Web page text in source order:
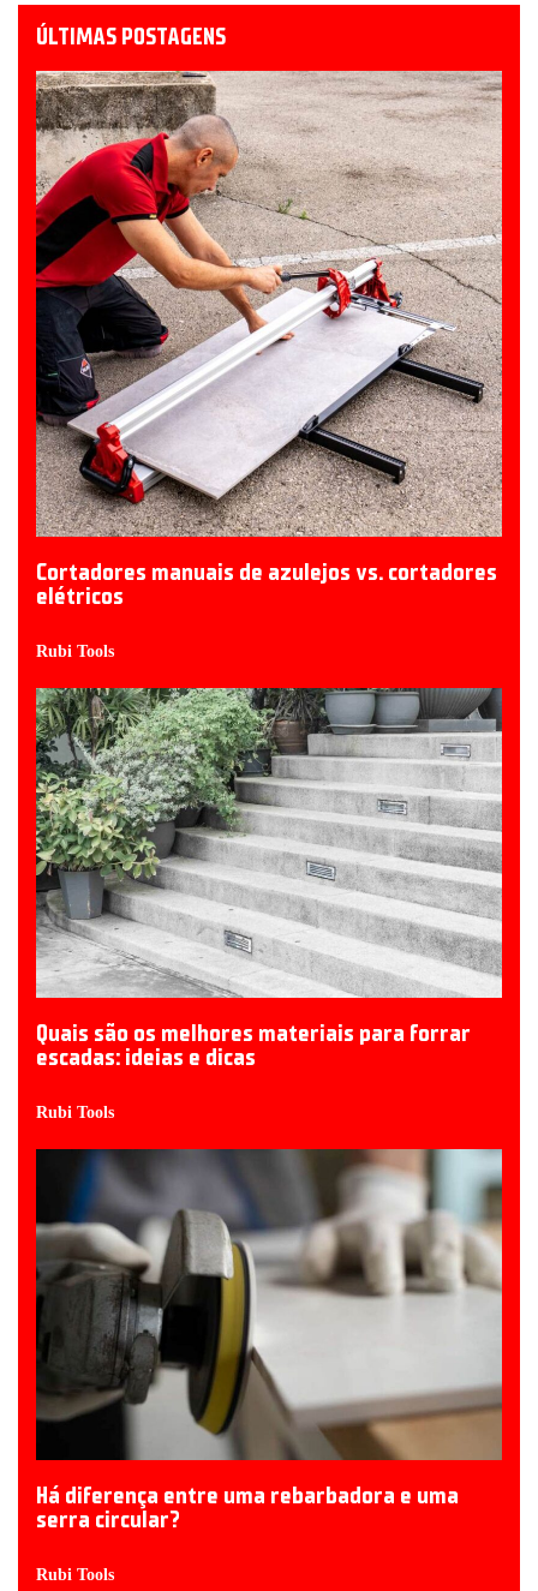
ÚLTIMAS POSTAGENS
Cortadores manuais de azulejos vs. cortadores
elétricos
Rubi Tools
Quais são os melhores materiais para forrar
escadas: ideias e dicas
Rubi Tools
Há diferença entre uma rebarbadora e uma
serra circular?
Rubi Tools